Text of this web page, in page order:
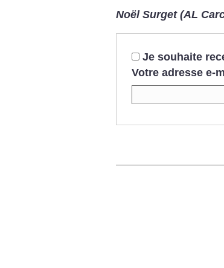
Noël Surget (AL
Je souhaite
Votre adresse e-